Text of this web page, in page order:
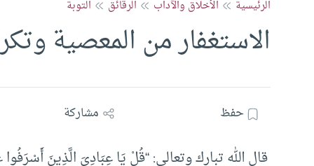
الرئيسية الأخلاق والآداب الرقائق التوبة
الاستغفار من المعصية
حفظ مشاركة
قال الله تبارك وتعالى: “قُلْ يَا عِبَادِيَ الَّذِينَ